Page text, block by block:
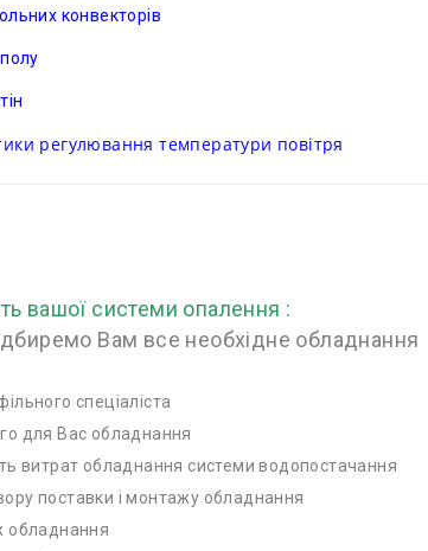
конвекторів
регулювання температури повітря
вашої системи опалення :
Вам все необхідне обладнання
спеціаліста
для Вас обладнання
витрат обладнання системи водопостачання
поставки і монтажу обладнання
обладнання